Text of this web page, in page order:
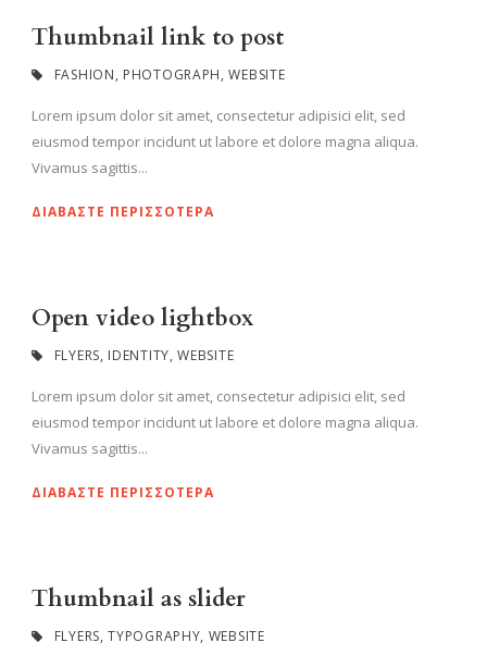
Thumbnail link to post
FASHION, PHOTOGRAPH, WEBSITE
Lorem ipsum dolor sit amet, consectetur adipisici elit, sed
eiusmod tempor incidunt ut labore et dolore magna aliqua.
Vivamus sagittis...
ΔΙΑΒΆΣΤΕ ΠΕΡΙΣΣΌΤΕΡΑ
Open video lightbox
FLYERS, IDENTITY, WEBSITE
Lorem ipsum dolor sit amet, consectetur adipisici elit, sed
eiusmod tempor incidunt ut labore et dolore magna aliqua.
Vivamus sagittis...
ΔΙΑΒΆΣΤΕ ΠΕΡΙΣΣΌΤΕΡΑ
Thumbnail as slider
FLYERS, TYPOGRAPHY, WEBSITE